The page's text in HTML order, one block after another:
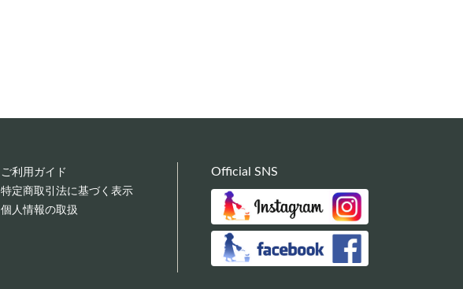
ご利用ガイド
特定商取引法に基づく表示
個人情報の取扱
Official SNS